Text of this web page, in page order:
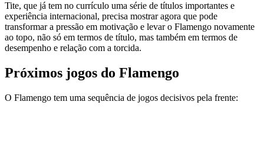
Tite, que já tem no currículo uma série de títulos importantes e
experiência internacional, precisa mostrar agora que pode
transformar a pressão em motivação e levar o Flamengo novamente
ao topo, não só em termos de título, mas também em termos de
desempenho e relação com a torcida.
Próximos jogos do Flamengo
O Flamengo tem uma sequência de jogos decisivos pela frente: